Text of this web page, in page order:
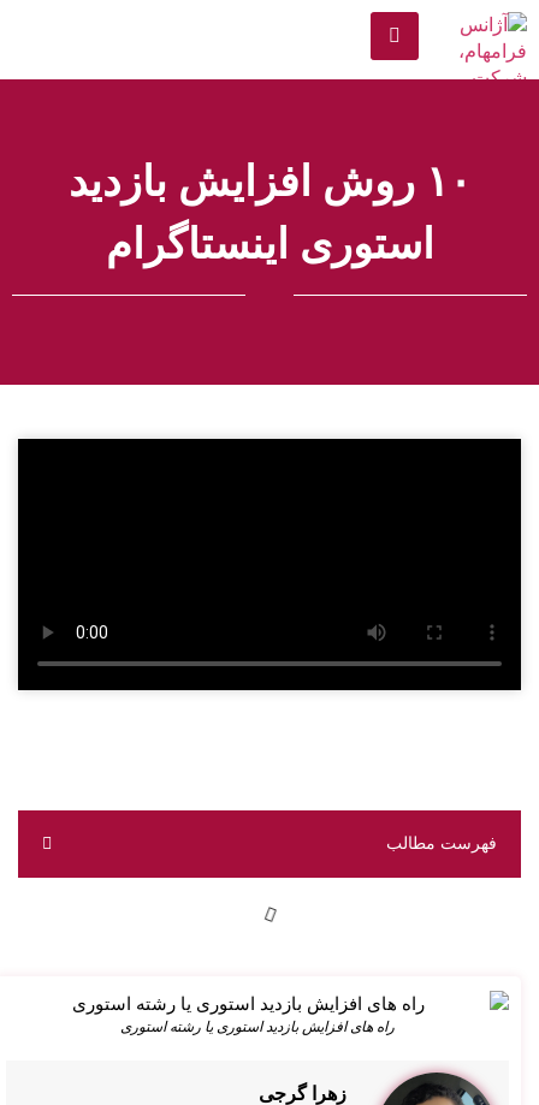
۱۰ روش افزایش بازدید
استوری اینستاگرام
راه های افزایش بازدید استوری یا رشته استوری
زهرا گرجی
فهرست مطالب